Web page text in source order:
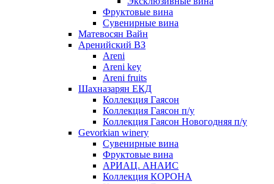
Фруктовые вина
Cувенирные вина
Матевосян Вайн
Аренийский ВЗ
Areni
Areni key
Areni fruits
Шахназарян ЕКД
Коллекция Гаясон
Коллекция Гаясон п/у
Коллекция Гаясон Новогодняя п/у
Gevorkian winery
Сувенирные вина
Фруктовые вина
АРИАЦ. АНАИС
Коллекция КОРОНА